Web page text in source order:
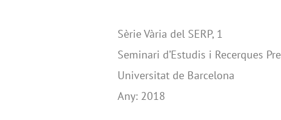
Sèrie Vària del SERP, 1
Seminari d’Estudis i Recerques
Universitat de Barcelona
Any: 2018